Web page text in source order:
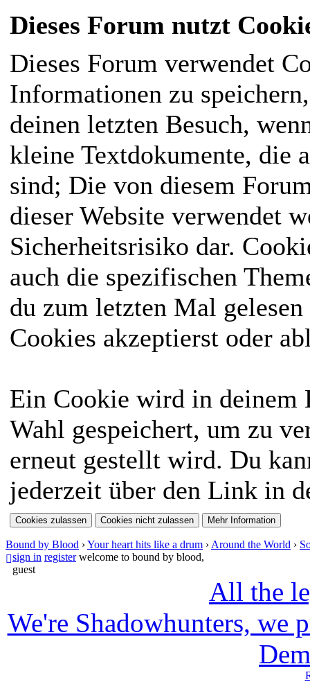
Dieses Forum nutzt
Dieses Forum verwendet
Informationen zu
deinen letzten Besuch,
kleine Textdokumente, die
sind; Die von diesem
dieser Website verwendet
Sicherheitsrisiko dar.
auch die spezifischen
du zum letzten Mal
Cookies akzeptierst oder
Ein Cookie wird in deinem
Wahl gespeichert, um zu
erneut gestellt wird. Du
jederzeit über den Link in
Bound by Blood ›Your heart hits like a drum › Around the World ›
sign in register welcome to bound by blood,
guest
All the
We're Shadowhunters, we